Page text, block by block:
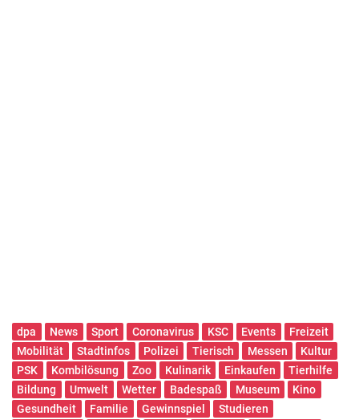
dpa News Sport Coronavirus KSC Events
Freizeit
Mobilität
Stadtinfos Polizei Tierisch Messen
Kultur
PSK
Kombilösung Zoo Kulinarik Einkaufen
Tierhilfe
Bildung
Umwelt Wetter Badespaß Museum
Kino
Gesundheit
Familie Gewinnspiel
Studieren